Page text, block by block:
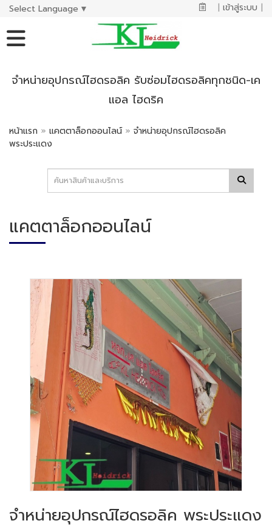
Select Language ▼ | เข้าสู่ระบบ |
จำหน่ายอุปกรณ์ไฮดรอลิค รับซ่อมไฮดรอลิคทุกชนิด-เค
แอล ไฮดริค
หน้าแรก » แคตตาล็อกออนไลน์ » จำหน่ายอุปกรณ์ไฮดรอลิค
พระประแดง
แคตตาล็อกออนไลน์
จำหน่ายอุปกรณ์ไฮดรอลิค พระประแดง